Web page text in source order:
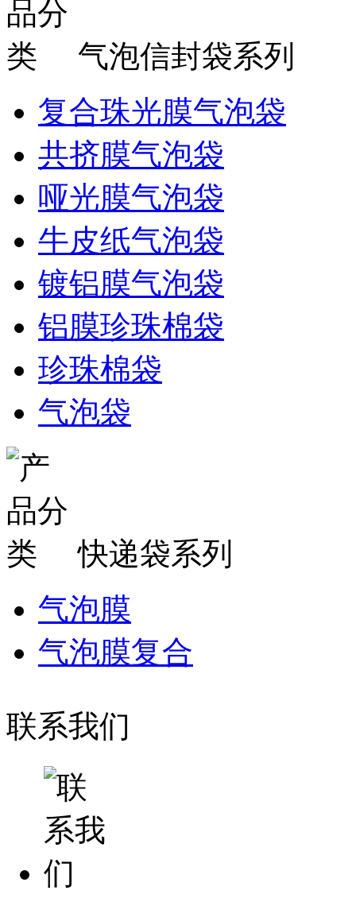
气泡信封袋系列
复合珠光膜气泡袋
共挤膜气泡袋
哑光膜气泡袋
牛皮纸气泡袋
镀铝膜气泡袋
铝膜珍珠棉袋
珍珠棉袋
气泡袋
快递袋系列
气泡膜
气泡膜复合
联系我们